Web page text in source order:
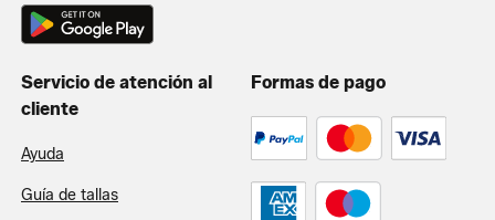
Servicio de atención al
cliente
Ayuda
Guía de tallas
Formas de pago